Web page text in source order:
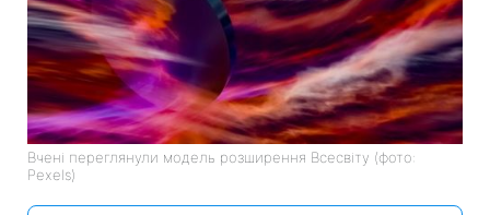
Вчені переглянули модель розширення Всесвіту (фото:
Pexels)